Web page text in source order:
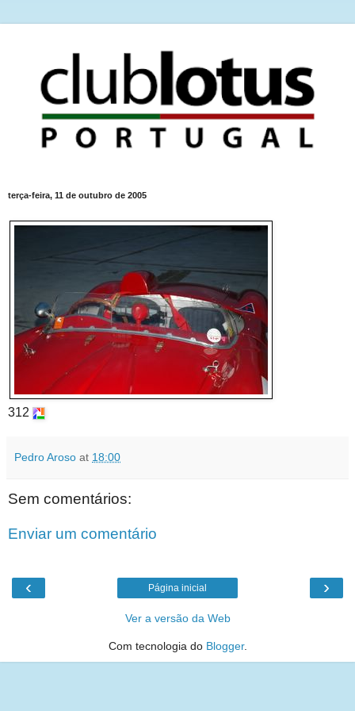
terça-feira, 11 de outubro de 2005
312
Pedro Aroso at 18:00
Sem comentários:
Enviar um comentário
‹ ›
Página inicial
Ver a versão da Web
Com tecnologia do Blogger.